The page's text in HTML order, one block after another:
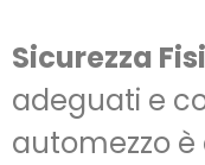
Sicurezza
adeguati e
automezzo